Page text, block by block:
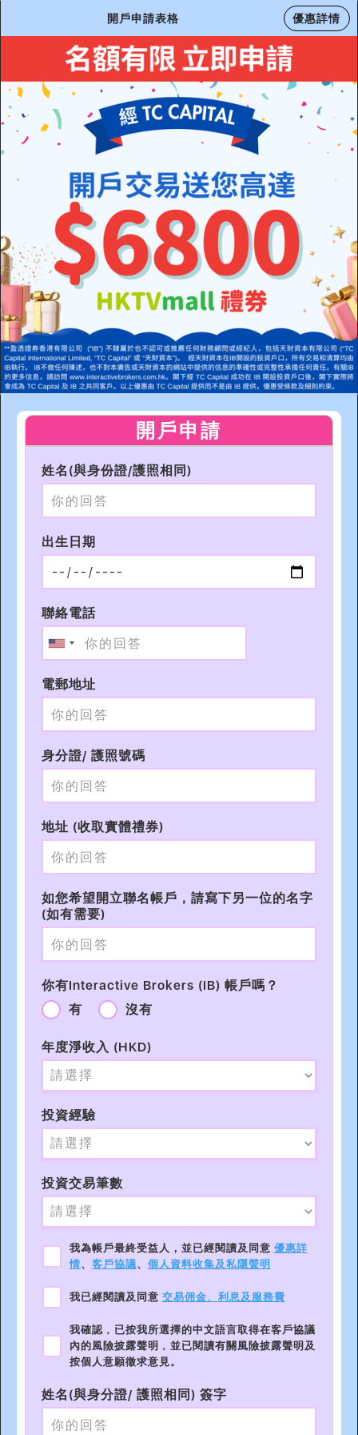
開戶申請表格 優惠詳情
開戶申請
姓名(與身份證/護照相同)
出生日期
聯絡電話
電郵地址
身分證/ 護照號碼
地址 (收取實體禮券)
如您希望開立聯名帳戶，請寫下另一位的名字
(如有需要)
你有Interactive Brokers (IB) 帳戶嗎？
有
沒有
年度淨收入 (HKD)
投資經驗
投資交易筆數
我為帳戶最終受益人，並已經閱讀及同意 優惠詳
情、 客戶協議、 個人資料收集及私隱聲明
我已經閱讀及同意 交易佣金、利息及服務費
我確認﹐已按我所選擇的中文語言取得在客戶協議
內的風險披露聲明﹐並已閱讀有關風險披露聲明及
按個人意願徵求意見。
姓名(與身分證/ 護照相同) 簽字